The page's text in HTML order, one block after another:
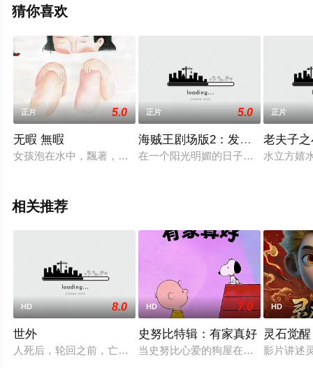
就上飘花影院，更多剧情信息可移步至豆瓣电影、电视猫
猜你喜欢
正片 5.0
无暇 無暇
女孩泡在水中，飄著，依著水流載沉。小船悄悄經過，一不小
正片 5.0
海贼王剧场版2：发条岛的冒险
在一个阳光明媚的日子里，草帽海贼
正片
老夫子
水立方嬉
相关推荐
HD 8.0
世外
人死后，轮回之前，亡魂会来到一处奇异之地——“世外”。灵守
HD 7.0
史努比特辑：有家真好
当史努比心爱的狗屋在庭院拍卖会上
HD
灵石觉醒
影片讲述